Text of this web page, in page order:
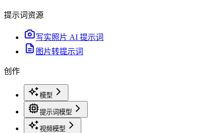
提示词资源
写实照片 AI 提示词
图片转提示词
创作
模型
提示词模型
视频模型